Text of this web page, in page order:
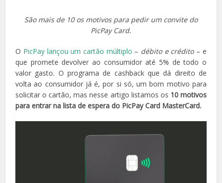
São mais de 10 os motivos para pedir um convite do
PicPay Card.
O PicPay lançou um cartão múltiplo – débito e crédito– e
que promete devolver ao consumidor até 5% de todo o
valor gasto. O programa de cashback que dá direito de
volta ao consumidor já é, por si só, um bom motivo para
solicitar o cartão, mas nesse artigo listamos os 10 motivos
para entrar na lista de espera do PicPay Card MasterCard.